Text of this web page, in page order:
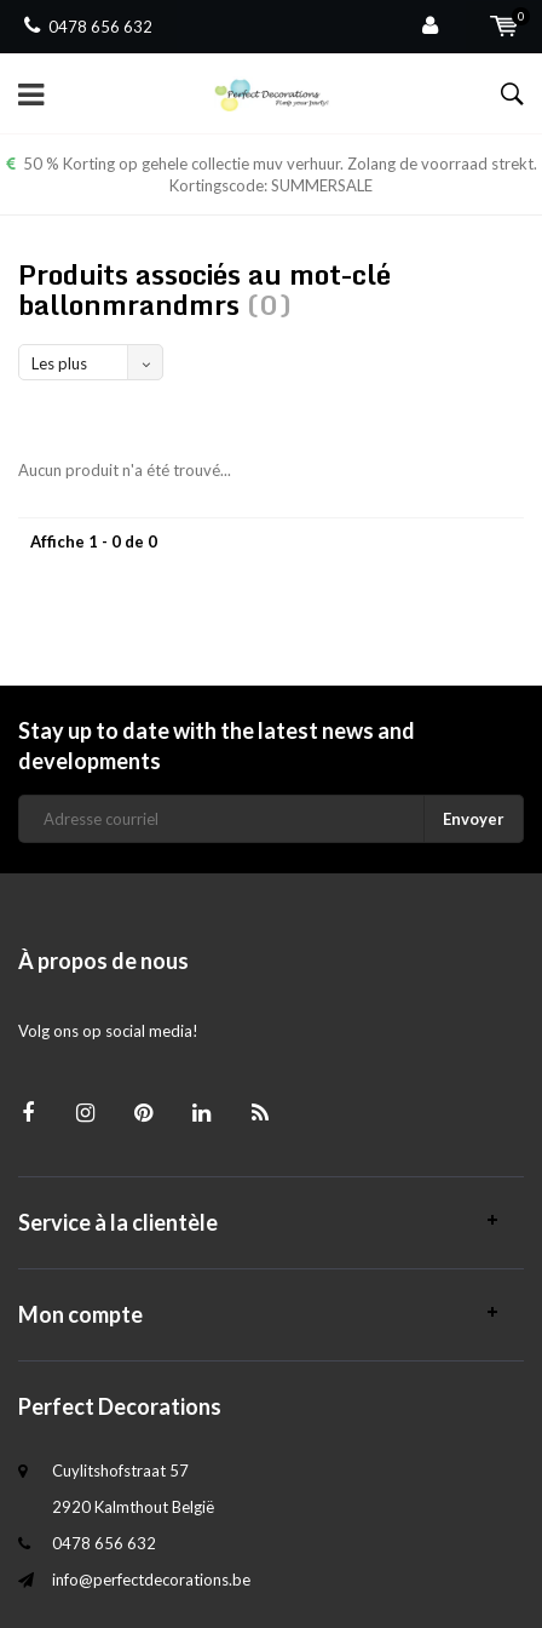
0478 656 632
0
50 % Korting op gehele collectie muv verhuur. Zolang de voorraad strekt.
Kortingscode: SUMMERSALE
Produits associés au mot-clé
ballonmrandmrs (0)
Les plus
Aucun produit n'a été trouvé...
Affiche 1 - 0 de 0
Stay up to date with the latest news and
developments
Envoyer
À propos de nous
Volg ons op social media!
Service à la clientèle
Mon compte
Perfect Decorations
Cuylitshofstraat 57
2920 Kalmthout België
0478 656 632
info@perfectdecorations.be